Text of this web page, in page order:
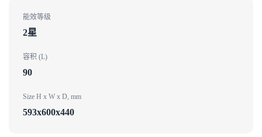
能效等级
2星
容积 (L)
90
Size H x W x D, mm
593x600x440